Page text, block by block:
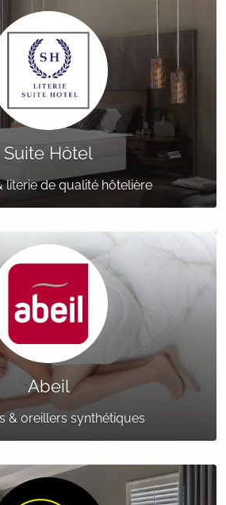
Suite Hôtel
literie de qualité hôtelière
Abeil
& oreillers synthétiques